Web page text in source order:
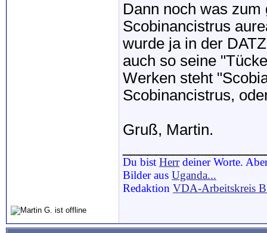
Dann noch was
Scobinancistrus
wurde ja in der
auch so seine
Werken steht
Scobinancistrus,
Gruß, Martin.
Du bist Herrdeiner Worte.
Bilder aus Uganda...
Redaktion VDA-Arbeitskreis